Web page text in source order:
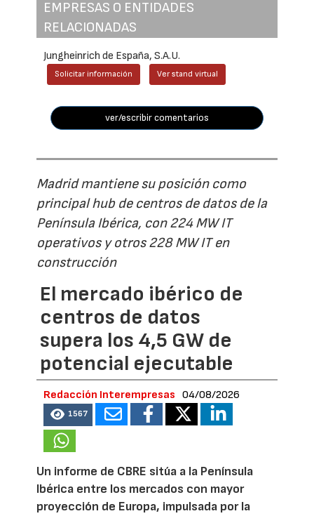
EMPRESAS O ENTIDADES
RELACIONADAS
Jungheinrich de España, S.A.U.
Solicitar información Ver stand virtual
ver/escribir comentarios
Madrid mantiene su posición como
principal hub de centros de datos de la
Península Ibérica, con 224 MW IT
operativos y otros 228 MW IT en
construcción
El mercado ibérico de
centros de datos
supera los 4,5 GW de
potencial ejecutable
Redacción Interempresas 04/08/2026
1567
Un informe de CBRE sitúa a la Península
Ibérica entre los mercados con mayor
proyección de Europa, impulsada por la